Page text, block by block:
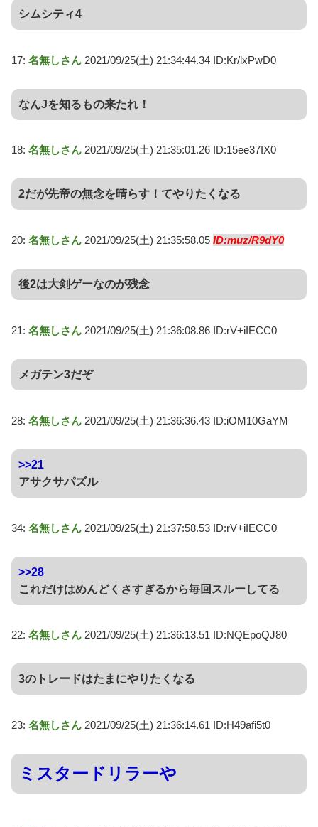
シムシティ4
17: 名無しさん 2021/09/25(土) 21:34:44.34 ID:Kr/lxPwD0
なんJを知るもの来たれ！
18: 名無しさん 2021/09/25(土) 21:35:01.26 ID:15ee37IX0
2だが先帝の無念を晴らす！てやりたくなる
20: 名無しさん 2021/09/25(土) 21:35:58.05 ID:muz/R9dY0
後2は大剣ゲーなのが残念
21: 名無しさん 2021/09/25(土) 21:36:08.86 ID:rV+iIECC0
メガテン3だぞ
28: 名無しさん 2021/09/25(土) 21:36:36.43 ID:iOM10GaYM
>>21
アサクサパズル
34: 名無しさん 2021/09/25(土) 21:37:58.53 ID:rV+iIECC0
>>28
これだけはめんどくさすぎるから毎回スルーしてる
22: 名無しさん 2021/09/25(土) 21:36:13.51 ID:NQEpoQJ80
3のトレードはたまにやりたくなる
23: 名無しさん 2021/09/25(土) 21:36:14.61 ID:H49afi5t0
ミスタードリラーや